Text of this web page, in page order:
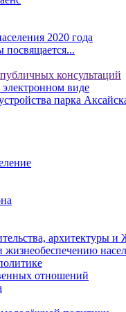
2020 года
консультаций
виде
парка
архитектуры
отношений